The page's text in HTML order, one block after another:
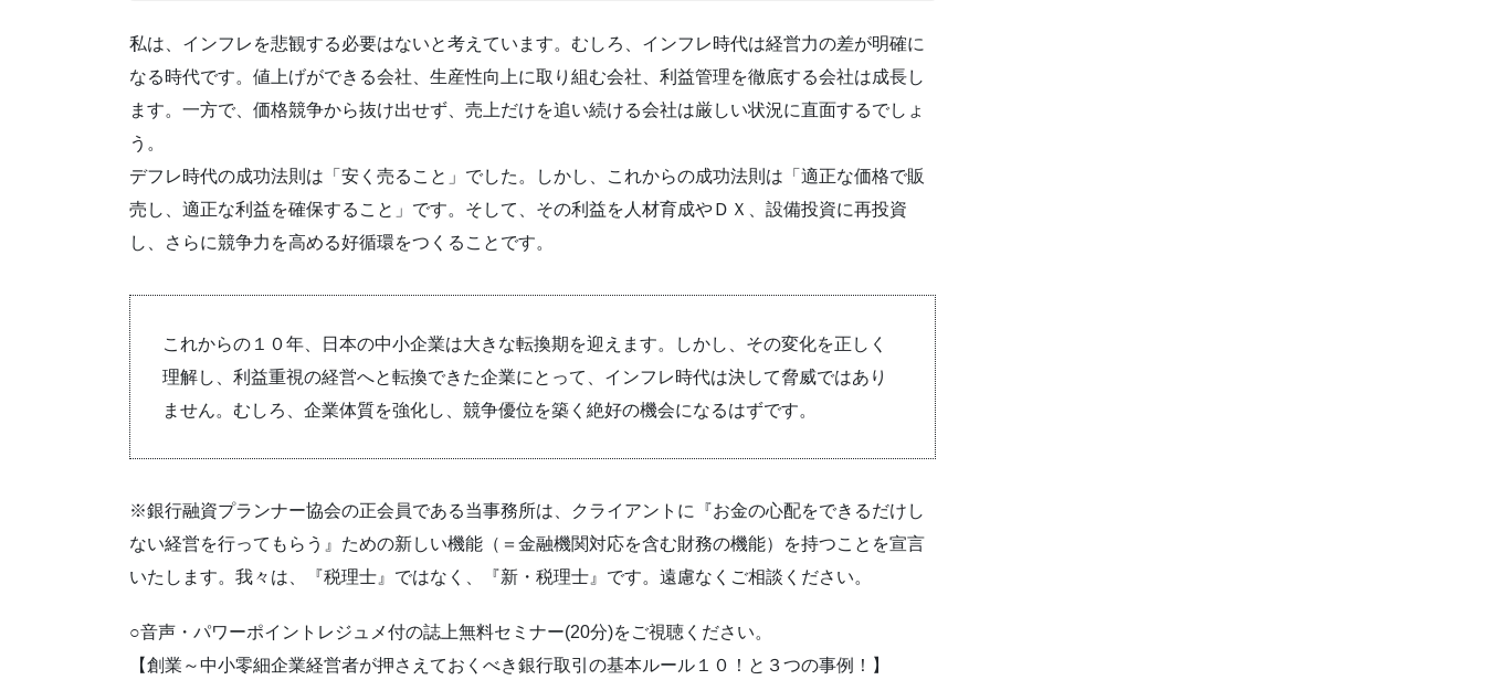
私は、インフレを悲観する必要はないと考えています。むしろ、インフレ時代は経営力の差が明確に
なる時代です。値上げができる会社、生産性向上に取り組む会社、利益管理を徹底する会社は成長し
ます。一方で、価格競争から抜け出せず、売上だけを追い続ける会社は厳しい状況に直面するでしょ
う。
デフレ時代の成功法則は「安く売ること」でした。しかし、これからの成功法則は「適正な価格で販
売し、適正な利益を確保すること」です。そして、その利益を人材育成やＤＸ、設備投資に再投資
し、さらに競争力を高める好循環をつくることです。
これからの１０年、日本の中小企業は大きな転換期を迎えます。しかし、その変化を正しく
理解し、利益重視の経営へと転換できた企業にとって、インフレ時代は決して脅威ではあり
ません。むしろ、企業体質を強化し、競争優位を築く絶好の機会になるはずです。
※銀行融資プランナー協会の正会員である当事務所は、クライアントに『お金の心配をできるだけし
ない経営を行ってもらう』ための新しい機能（＝金融機関対応を含む財務の機能）を持つことを宣言
いたします。我々は、『税理士』ではなく、『新・税理士』です。遠慮なくご相談ください。
○音声・パワーポイントレジュメ付の誌上無料セミナー(20分)をご視聴ください。
【創業～中小零細企業経営者が押さえておくべき銀行取引の基本ルール１０！と３つの事例！】